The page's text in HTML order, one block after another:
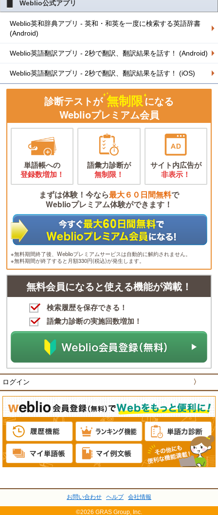
Weblio公式アプリ
Weblio英和辞典アプリ - 英和・和英を一度に検索する英語辞書
(Android)
Weblio英語翻訳アプリ - 2秒で翻訳、翻訳結果を話す！ (Android)
Weblio英語翻訳アプリ - 2秒で翻訳、翻訳結果を話す！ (iOS)
診断テストが 無制限になる
Weblioプレミアム会員
単語帳への
登録数増加！
語彙力診断が
無制限！
サイト内広告が
非表示！
まずは体験！今なら最大６０日間無料で
Weblioプレミアム体験ができます！
※無料期間終了後、Weblioプレミアムサービスは自動的に解約されません。
※無料期間が終了すると月額330円(税込)が発生します。
無料会員になると使える機能が満載！
検索履歴を保存できる！
語彙力診断の実施回数増加！
ログイン 〉
お問い合わせ ヘルプ 会社情報
©2026 GRAS Group, Inc.